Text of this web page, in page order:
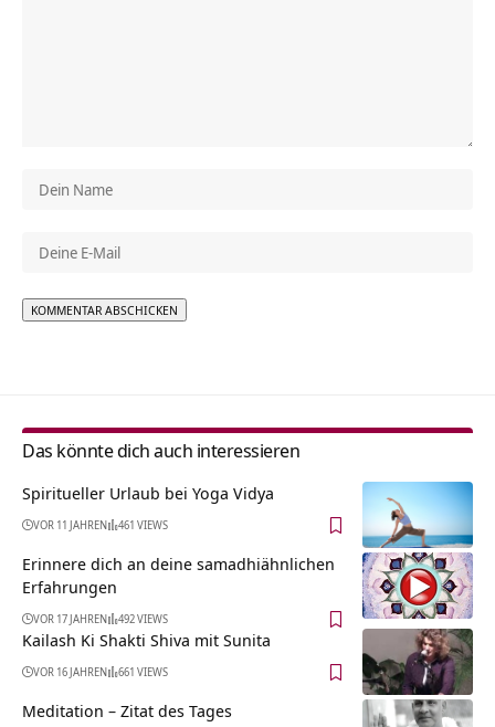
Das könnte dich auch interessieren
Spiritueller Urlaub bei Yoga Vidya
VOR 11 JAHREN 461 VIEWS
Erinnere dich an deine samadhiähnlichen
Erfahrungen
VOR 17 JAHREN 492 VIEWS
Kailash Ki Shakti Shiva mit Sunita
VOR 16 JAHREN 661 VIEWS
Meditation – Zitat des Tages